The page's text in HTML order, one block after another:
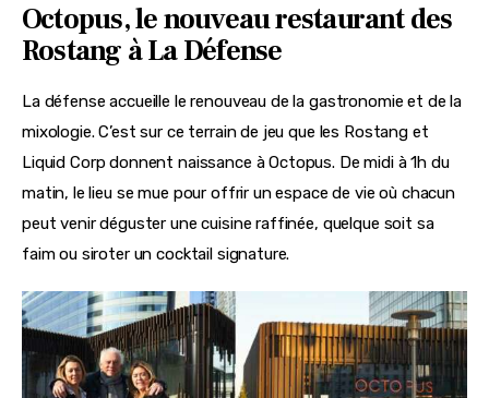
Octopus, le nouveau restaurant des
Rostang à La Défense
La défense accueille le renouveau de la gastronomie et de la
mixologie. C’est sur ce terrain de jeu que les Rostang et
Liquid Corp donnent naissance à Octopus. De midi à 1h du
matin, le lieu se mue pour offrir un espace de vie où chacun
peut venir déguster une cuisine raffinée, quelque soit sa
faim ou siroter un cocktail signature.